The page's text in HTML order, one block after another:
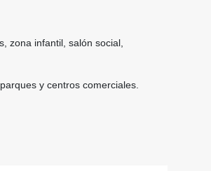
zona infantil, salón social,
y centros comerciales.